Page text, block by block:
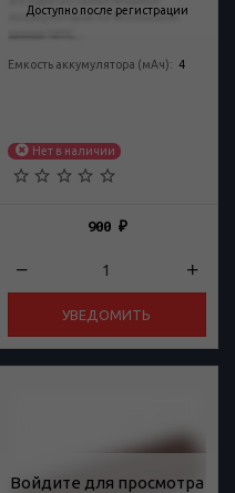
Доступно после регистрации
аккумуляторов на безопасной
Емкость аккумулятора (мАч): 4
Нет в наличии
900 ₽
УВЕДОМИТЬ
Войдите для просмотра